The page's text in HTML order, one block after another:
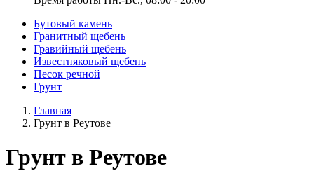
Бутовый камень
Гранитный щебень
Гравийный щебень
Известняковый щебень
Песок речной
Грунт
Главная
Грунт в Реутове
Грунт в Реутове